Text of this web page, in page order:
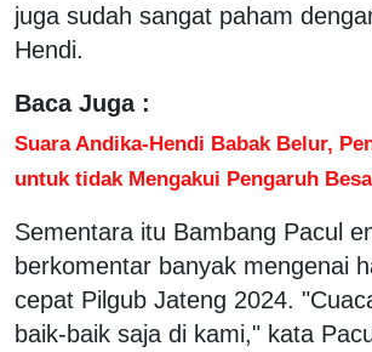
juga sudah sangat paham
Hendi.
Baca Juga :
Suara Andika-Hendi Babak Belur,
untuk tidak Mengakui Pengaruh
Sementara itu Bambang Pacul
berkomentar banyak mengenai
cepat Pilgub Jateng 2024.
baik-baik saja di kami," kata